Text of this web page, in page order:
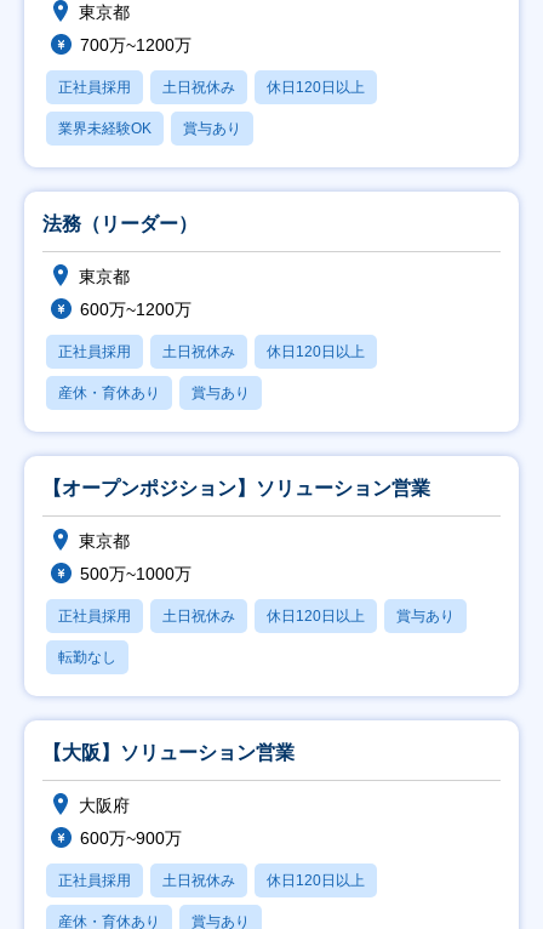
東京都
700万~1200万
正社員採用 土日祝休み 休日120日以上
業界未経験OK 賞与あり
法務（リーダー）
東京都
600万~1200万
正社員採用 土日祝休み 休日120日以上
産休・育休あり 賞与あり
【オープンポジション】ソリューション営業
東京都
500万~1000万
正社員採用 土日祝休み 休日120日以上 賞与あり
転勤なし
【大阪】ソリューション営業
大阪府
600万~900万
正社員採用 土日祝休み 休日120日以上
産休・育休あり 賞与あり